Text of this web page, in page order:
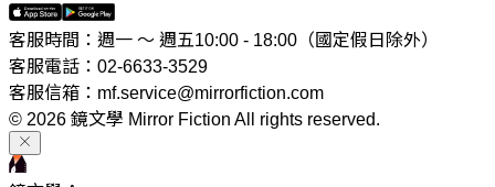
客服時間：週一 ～ 週五10:00 - 18:00（國定假日除外）
客服電話：02-6633-3529
客服信箱：mf.service@mirrorfiction.com
© 2026 鏡文學 Mirror Fiction All rights reserved.